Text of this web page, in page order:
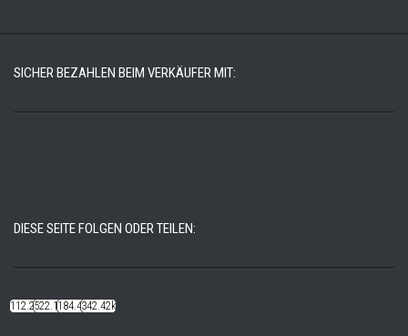
SICHER BEZAHLEN BEIM VERKÄUFER MIT:
DIESE SEITE FOLGEN ODER TEILEN:
112.22k522.14k184.48k342.42k